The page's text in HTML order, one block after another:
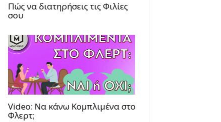
Πώς να διατηρήσεις τις Φιλίες
σου
Video: Να κάνω Κομπλιμένα στο
Φλερτ;